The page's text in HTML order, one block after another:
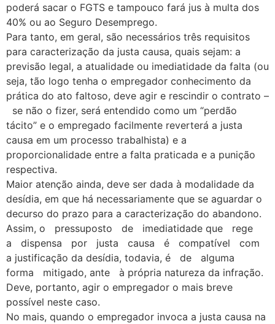
poderá sacar o FGTS e tampouco fará jus à multa dos
40% ou ao Seguro Desemprego.
Para tanto, em geral, são necessários três requisitos
para caracterização da justa causa, quais sejam: a
previsão legal, a atualidade ou imediatidade da falta (ou
seja, tão logo tenha o empregador conhecimento da
prática do ato faltoso, deve agir e rescindir o contrato –
se não o fizer, será entendido como um “perdão
tácito” e o empregado facilmente reverterá a justa
causa em um processo trabalhista) e a
proporcionalidade entre a falta praticada e a punição
respectiva.
Maior atenção ainda, deve ser dada à modalidade da
desídia, em que há necessariamente que se aguardar o
decurso do prazo para a caracterização do abandono.
Assim, o pressuposto de imediatidade que rege
a dispensa por justa causa é compatível com
a justificação da desídia, todavia, é de alguma
forma mitigado, ante à própria natureza da infração.
Deve, portanto, agir o empregador o mais breve
possível neste caso.
No mais, quando o empregador invoca a justa causa na